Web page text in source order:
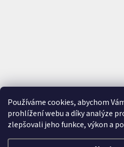
Používáme cookies, abychom
prohlížení webu a díky analýze
zlepšovali jeho funkce, výkon a